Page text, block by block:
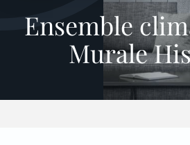
Ensemble
Murale